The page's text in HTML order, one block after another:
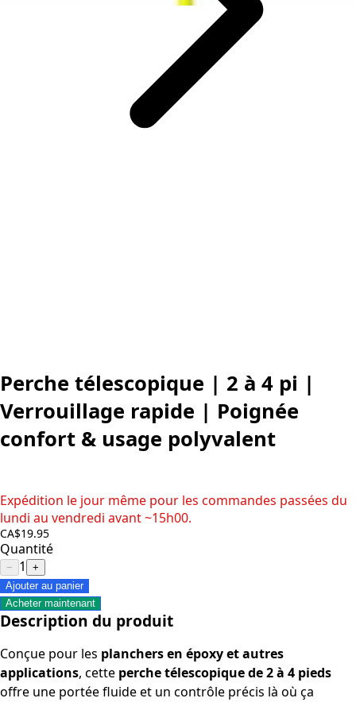
Perche télescopique | 2 à 4 pi |
Verrouillage rapide | Poignée
confort & usage polyvalent
Expédition le jour même pour les commandes passées du
lundi au vendredi avant ~15h00.
CA$19.95
Quantité
− 1
+
Ajouter au panier
Acheter maintenant
Description du produit
Conçue pour les planchers en époxy et autres
applications, cette perche télescopique de 2 à 4 pieds
offre une portée fluide et un contrôle précis là où ça